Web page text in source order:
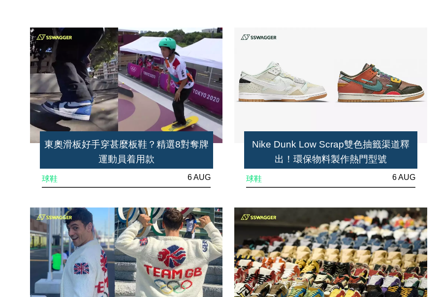
東奧滑板好手穿甚麼板鞋？精選8對奪牌
運動員着用款
球鞋 6 AUG
Nike Dunk Low Scrap雙色抽籤渠道釋
出！環保物料製作熱門型號
球鞋 6 AUG